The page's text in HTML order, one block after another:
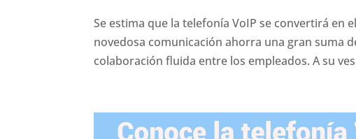
Se estima que la telefonía VoIP se convertirá en
novedosa comunicación ahorra una gran suma
colaboración fluida entre los empleados. A su